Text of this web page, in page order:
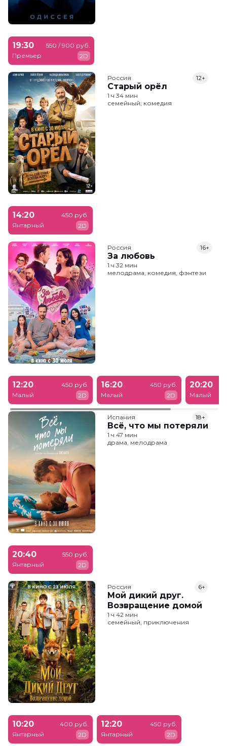
19:30
Премьер
550 / 900 руб.
2D
Россия
Старый орёл
12+
1 ч 34 мин
семейный, комедия
14:20
Янтарный
450 руб.
2D
Россия
За любовь
16+
1 ч 32 мин
мелодрама, комедия, фэнтези
12:20
Малый
450 руб.
2D
16:20
Малый
450 руб.
2D
20:20
Малый
Испания
Всё, что мы потеряли
18+
1 ч 47 мин
драма, мелодрама
20:40
Янтарный
550 руб.
2D
Россия
Мой дикий друг.
Возвращение домой
6+
1 ч 42 мин
семейный, приключения
10:20
Янтарный
400 руб.
2D
12:20
Янтарный
450 руб.
2D